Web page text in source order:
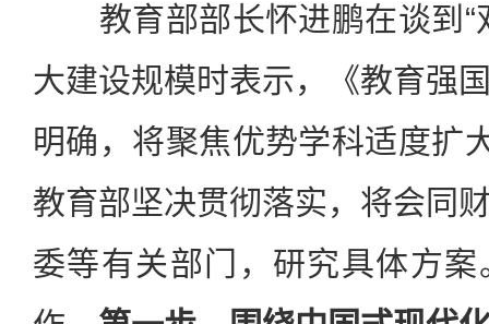
教育部部长怀进鹏在谈到“
大建设规模时表示，《教育强
明确，将聚焦优势学科适度扩
教育部坚决贯彻落实，将会同
委等有关部门，研究具体方